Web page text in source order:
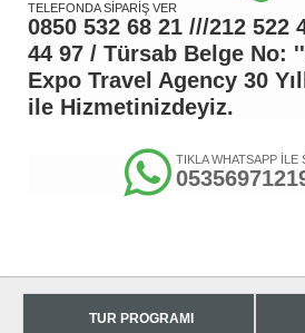
TELEFONDA SİPARİŞ VER
0850 532 68 21 ///212 522
44 97 / Türsab Belge No:
Expo Travel Agency 30
ile Hizmetinizdeyiz.
TIKLA WHATSAPP İLE
TUR PROGRAMI